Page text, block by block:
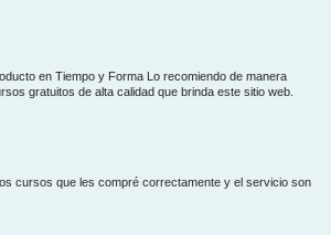
en Tiempo y Forma Lo recomiendo de manera
gratuitos de alta calidad que brinda este sitio web.
cursos que les compré correctamente y el servicio son